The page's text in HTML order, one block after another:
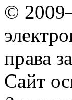
©
права
Сайт